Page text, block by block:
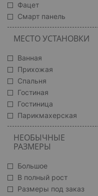
Фацет
Смарт панель
МЕСТО УСТАНОВКИ
Ванная
Прихожая
Спальня
Гостиная
Гостиница
Парикмахерская
НЕОБЫЧНЫЕ
РАЗМЕРЫ
Большое
В полный рост
Размеры под заказ